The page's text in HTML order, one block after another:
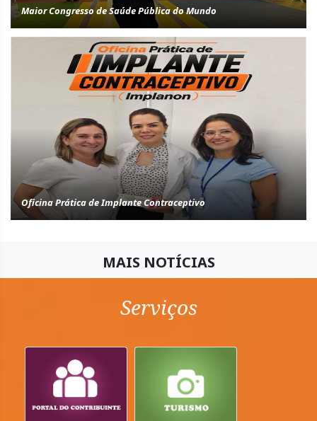
Maior Congresso de Saúde Pública do Mundo
Oficina Prática de Implante Contraceptivo
MAIS NOTÍCIAS
Serviços